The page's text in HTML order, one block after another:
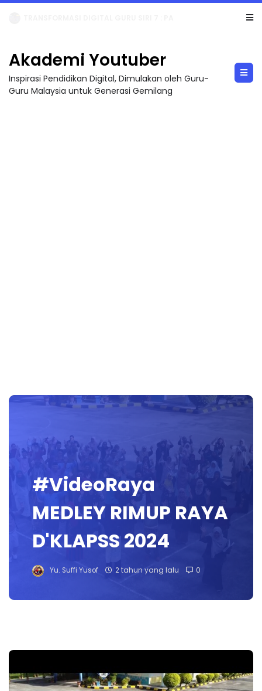
Akademi Youtuber
Inspirasi Pendidikan Digital, Dimulakan oleh Guru-
Guru Malaysia untuk Generasi Gemilang
#VideoRaya
MEDLEY RIMUP RAYA
D'KLAPSS 2024
Yu. Suffi Yusof 2 tahun yang lalu 0